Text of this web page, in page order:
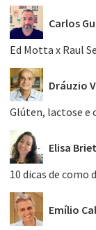
Carlos
Ed Motta x Raul
Dráuzio
Glúten, lactose e
Elisa
10 dicas de
Emílio